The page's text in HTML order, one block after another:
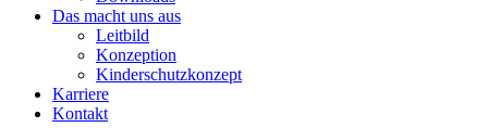
Das macht uns aus
Leitbild
Konzeption
Kinderschutzkonzept
Karriere
Kontakt